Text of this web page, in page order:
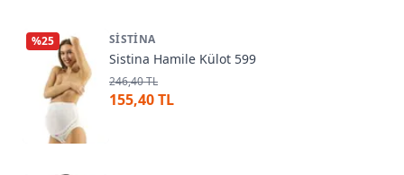
%25 SISTINA
Sistina Hamile Külot 599
246,40 TL
155,40 TL